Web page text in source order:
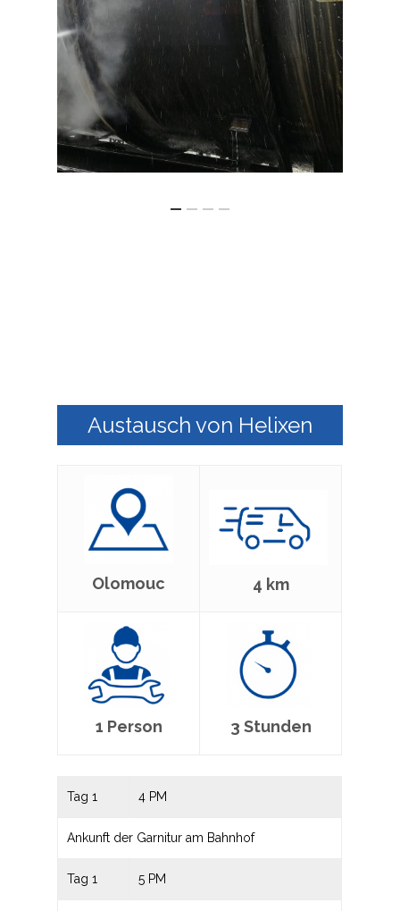
Austausch von Helixen
Olomouc 4 km
1 Person 3 Stunden
Tag 1 4 PM
Ankunft der Garnitur am Bahnhof
Tag 1 5 PM
KOMBINIERTER
KONTAKT
ANFRAGE
DEUTSCH
ČEŠTINA
ENGLISH
POLSKI